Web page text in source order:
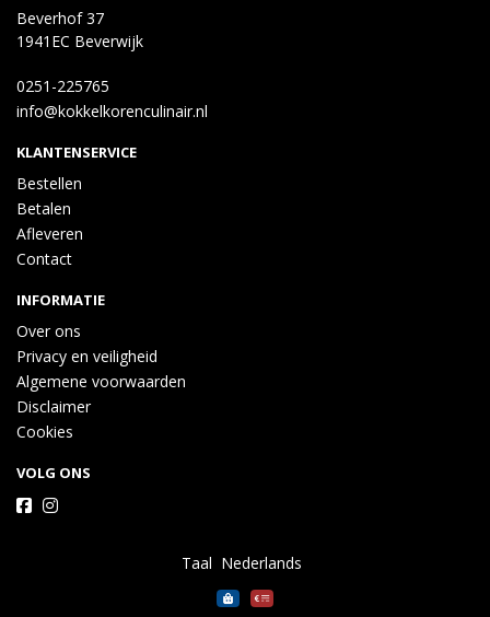
Beverhof 37
1941EC Beverwijk
0251-225765
info@kokkelkorenculinair.nl
KLANTENSERVICE
Bestellen
Betalen
Afleveren
Contact
INFORMATIE
Over ons
Privacy en veiligheid
Algemene voorwaarden
Disclaimer
Cookies
VOLG ONS
Taal